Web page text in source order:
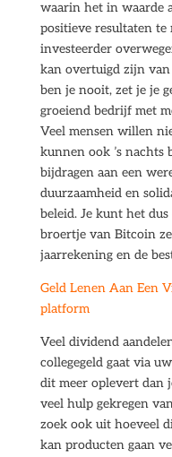
waarin het in waarde
positieve resultaten te
investeerder
kan overtuigd zijn van
ben je nooit, zet je je
groeiend bedrijf met
Veel mensen willen
kunnen ook ’s nachts
bijdragen aan een
duurzaamheid en
beleid. Je kunt het
broertje van Bitcoin
jaarrekening en de
Geld Lenen Aan Een
platform
Veel dividend
collegegeld gaat via
dit meer oplevert dan
veel hulp gekregen
zoek ook uit hoeveel
kan producten gaan